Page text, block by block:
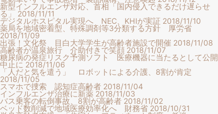
新型インフルエンザ対応、首相「国内侵入できるだけ遅らせ
る」 2018/11/11
デジタルホスピタル実現へ NEC、KHIが実証 2018/11/10
薬局を地域密着型、特殊調剤等3分類する方針 厚労省
2018/11/09
出張！文化祭 目白大学学生が高齢者施設で開催 2018/11/08
高齢者が温泉旅行 介助付きで笑顔 2018/11/07
糖尿病の発症リスク予測ソフト 医療機器に当たるとして公開
中止に 2018/11/06
「人だと気を遣う」 ロボットによる介護、8割が肯定
2018/11/05
スマホで捜索 認知症高齢者 2018/11/04
インフルエンザ治療に新薬 2018/11/03
バス乗客の転倒事故、8割が高齢者 2018/11/02
ベッド数削減で地域医療効率化へ 財務省 2018/10/31